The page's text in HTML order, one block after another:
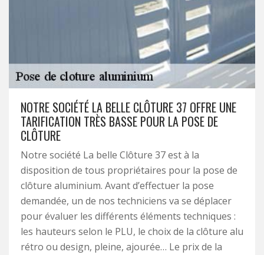
NOTRE SOCIÉTÉ LA BELLE CLÔTURE 37 OFFRE UNE
TARIFICATION TRÈS BASSE POUR LA POSE DE
CLÔTURE
Notre société La belle Clôture 37 est à la
disposition de tous propriétaires pour la pose de
clôture aluminium. Avant d’effectuer la pose
demandée, un de nos techniciens va se déplacer
pour évaluer les différents éléments techniques :
les hauteurs selon le PLU, le choix de la clôture alu
rétro ou design, pleine, ajourée… Le prix de la